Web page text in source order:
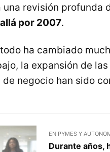
revisión profunda
allá por 2007.
ha cambiado
la expansión de
negocio han sido
EN PYMES Y
Durante años,